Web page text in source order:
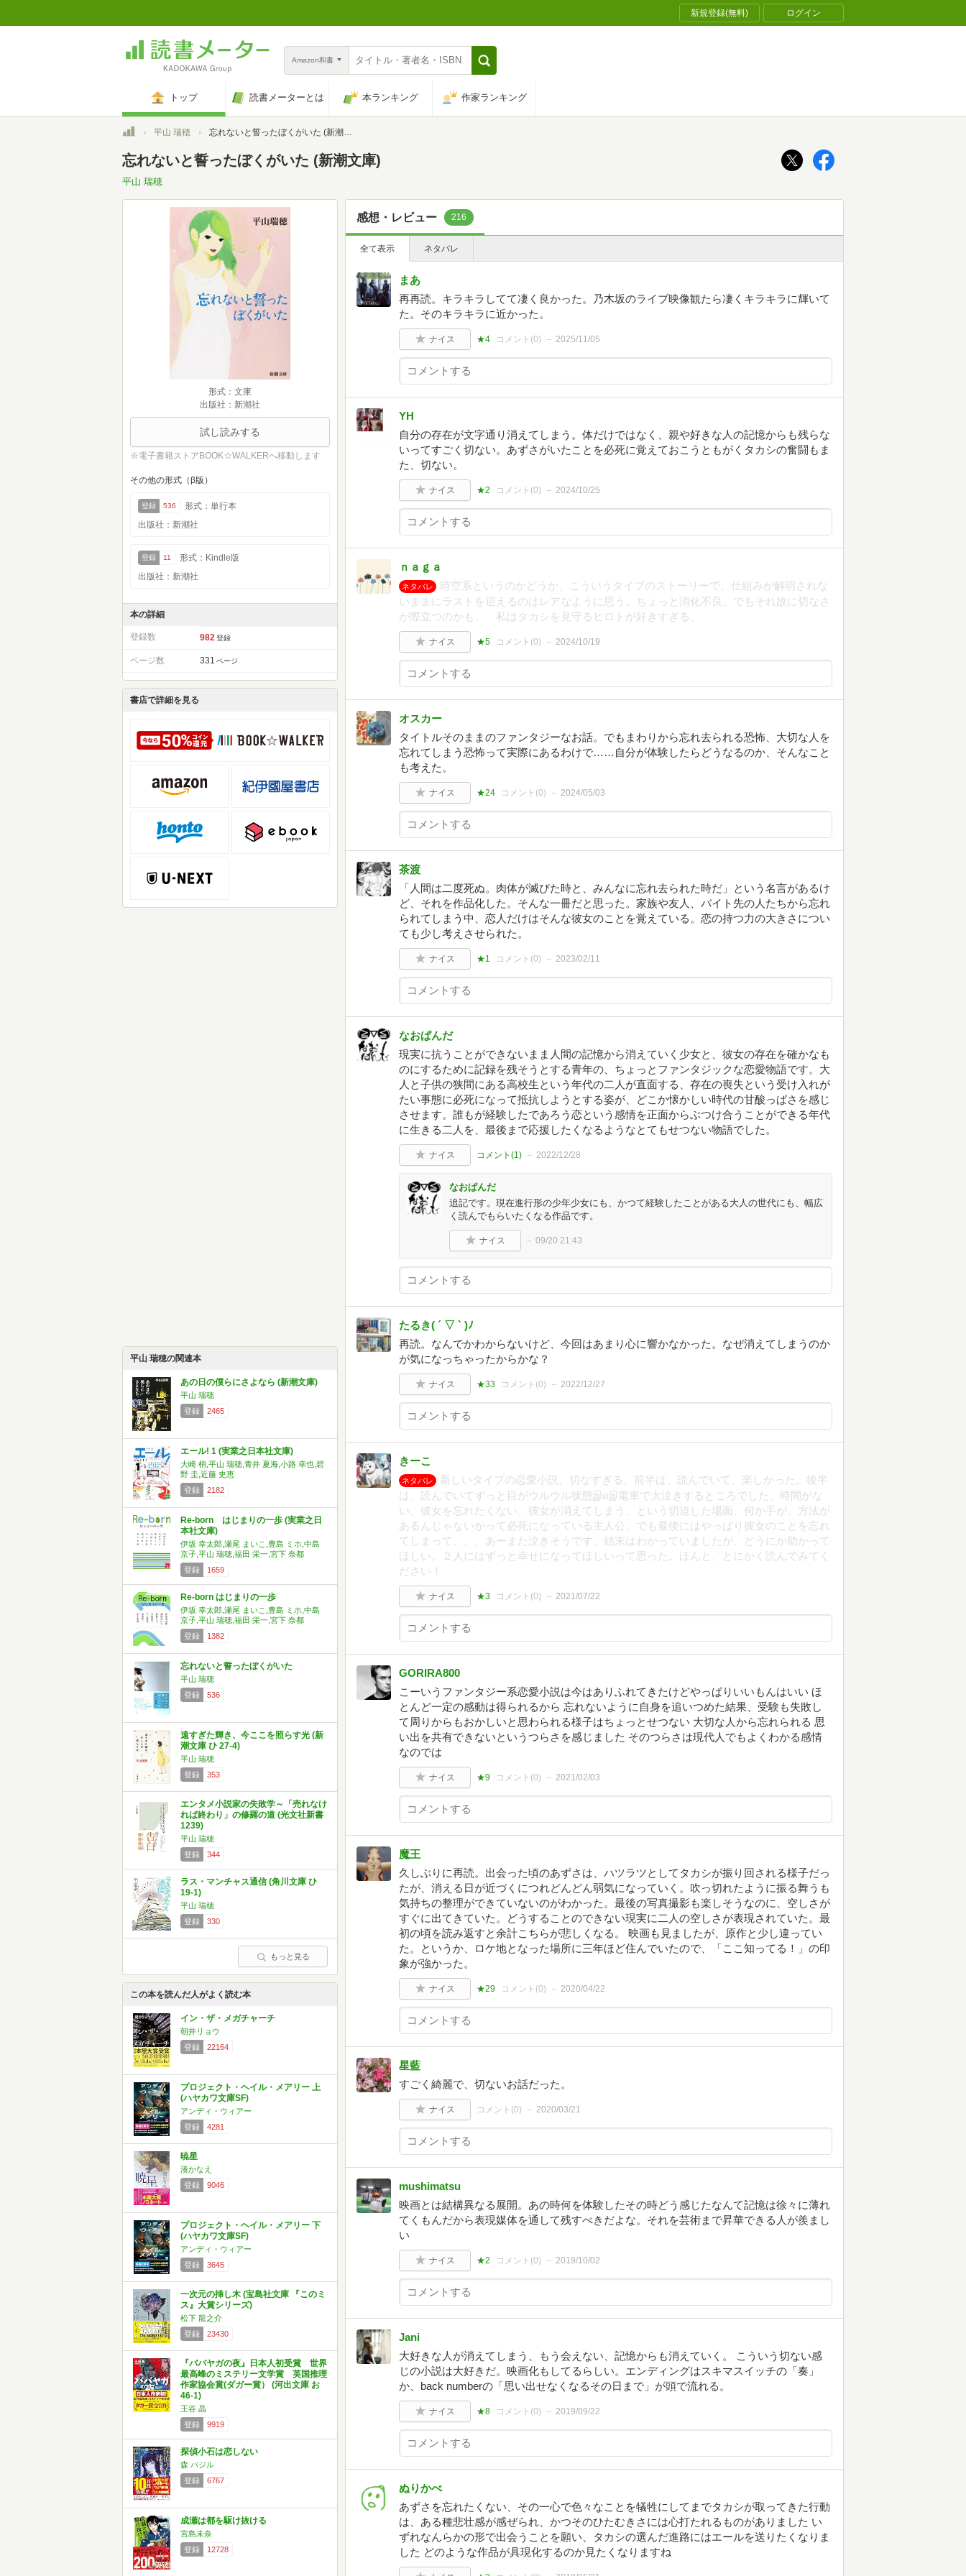
新規登録(無料) ログイン
Amazon和書
トップ 読書メーターとは 本ランキング 作家ランキング
トップ平山 瑞穂 忘れないと誓ったぼくがいた (新潮文庫)
忘れないと誓ったぼくがいた (新潮文庫)
平山 瑞穂
形式：文庫
出版社：新潮社
試し読みする
※電子書籍ストアBOOK☆WALKERへ移動します
その他の形式（β版）
登録 536
形式：単行本
出版社：新潮社
登録 11
形式：Kindle版
出版社：新潮社
本の詳細
登録数 982 登録
ページ数 331 ページ
書店で詳細を見る
平山 瑞穂の関連本
あの日の僕らにさよなら (新潮文庫)
平山 瑞穂
登録
2465
エール! 1 (実業之日本社文庫)
大崎 梢,平山 瑞穂,青井 夏海,小路 幸也,碧
野 圭,近藤 史恵
登録
2182
Re-born はじまりの一歩 (実業之日
本社文庫)
伊坂 幸太郎,瀬尾 まいこ,豊島 ミホ,中島
京子,平山 瑞穂,福田 栄一,宮下 奈都
登録
1659
Re-born はじまりの一歩
伊坂 幸太郎,瀬尾 まいこ,豊島 ミホ,中島
京子,平山 瑞穂,福田 栄一,宮下 奈都
登録
1382
忘れないと誓ったぼくがいた
平山 瑞穂
登録
536
遠すぎた輝き、今ここを照らす光 (新
潮文庫 ひ 27-4)
平山 瑞穂
登録
353
エンタメ小説家の失敗学～「売れなけ
れば終わり」の修羅の道 (光文社新書
1239)
平山 瑞穂
登録
344
ラス・マンチャス通信 (角川文庫 ひ
19-1)
平山 瑞穂
登録
330
もっと見る
この本を読んだ人がよく読む本
イン・ザ・メガチャーチ
朝井リョウ
登録
22164
プロジェクト・ヘイル・メアリー 上
(ハヤカワ文庫SF)
アンディ・ウィアー
登録
4281
暁星
湊かなえ
登録
9046
プロジェクト・ヘイル・メアリー 下
(ハヤカワ文庫SF)
アンディ・ウィアー
登録
3645
一次元の挿し木 (宝島社文庫 『このミ
ス』大賞シリーズ)
松下 龍之介
登録
23430
『ババヤガの夜』日本人初受賞 世界
最高峰のミステリー文学賞 英国推理
作家協会賞(ダガー賞） (河出文庫 お
46-1)
王谷 晶
登録
9919
探偵小石は恋しない
森 バジル
登録
6767
成瀬は都を駆け抜ける
宮島未奈
登録
12728
感想・レビュー 216
全て表示 ネタバレ
まあ
再再読。キラキラしてて凄く良かった。乃木坂のライブ映像観たら凄くキラキラに輝いて
た。そのキラキラに近かった。
ナイス ★4 コメント(0) 2025/11/05
YH
自分の存在が文字通り消えてしまう。体だけではなく、親や好きな人の記憶からも残らな
いってすごく切ない。あずさがいたことを必死に覚えておこうともがくタカシの奮闘もま
た、切ない。
ナイス ★2 コメント(0) 2024/10/25
ｎａｇａ
ネタバレ
時空系というのかどうか、こういうタイプのストーリーで、仕組みが解明されな
いままにラストを迎えるのはレアなように思う。ちょっと消化不良。でもそれ故に切なさ
が際立つのかも。 私はタカシを見守るヒロトが好きすぎる。
ナイス ★5 コメント(0) 2024/10/19
オスカー
タイトルそのままのファンタジーなお話。でもまわりから忘れ去られる恐怖、大切な人を
忘れてしまう恐怖って実際にあるわけで……自分が体験したらどうなるのか、そんなこと
も考えた。
ナイス ★24 コメント(0) 2024/05/03
茶渡
「人間は二度死ぬ。肉体が滅びた時と、みんなに忘れ去られた時だ」という名言があるけ
ど、それを作品化した。そんな一冊だと思った。家族や友人、バイト先の人たちから忘れ
られてしまう中、恋人だけはそんな彼女のことを覚えている。恋の持つ力の大きさについ
ても少し考えさせられた。
ナイス ★1 コメント(0) 2023/02/11
なおぱんだ
現実に抗うことができないまま人間の記憶から消えていく少女と、彼女の存在を確かなも
のにするために記録を残そうとする青年の、ちょっとファンタジックな恋愛物語です。大
人と子供の狭間にある高校生という年代の二人が直面する、存在の喪失という受け入れが
たい事態に必死になって抵抗しようとする姿が、どこか懐かしい時代の甘酸っぱさを感じ
させます。誰もが経験したであろう恋という感情を正面からぶつけ合うことができる年代
に生きる二人を、最後まで応援したくなるようなとてもせつない物語でした。
ナイス コメント(1) 2022/12/28
なおぱんだ
追記です。現在進行形の少年少女にも、かつて経験したことがある大人の世代にも、幅広
く読んでもらいたくなる作品です。
ナイス 09/20 21:43
たるき( ´ ▽ ` )ﾉ
再読。なんでかわからないけど、今回はあまり心に響かなかった。なぜ消えてしまうのか
が気になっちゃったからかな？
ナイス ★33 コメント(0) 2022/12/27
きーこ
ネタバレ
新しいタイプの恋愛小説。切なすぎる。前半は、読んでいて、楽しかった。後半
は、読んでいてずっと目がウルウル状態இ௰இ電車で大泣きするところでした。時間がな
い、彼女を忘れたくない、彼女が消えてしまう、という切迫した場面、何か手が、方法が
あるんじゃないかって必死になっている主人公。でも最後にはやっぱり彼女のことを忘れ
てしまって、、、あーまた泣きそうです。結末はわかっていましたが、どうにか助かって
ほしい。２人にはずっと幸せになってほしいって思った。ほんと、とにかく読んでみてく
ださい！
ナイス ★3 コメント(0) 2021/07/22
GORIRA800
こーいうファンタジー系恋愛小説は今はありふれてきたけどやっぱりいいもんはいい ほ
とんど一定の感動は得られるから 忘れないように自身を追いつめた結果、受験も失敗し
て周りからもおかしいと思わられる様子はちょっとせつない 大切な人から忘れられる 思
い出を共有できないというつらさを感じました そのつらさは現代人でもよくわかる感情
なのでは
ナイス ★9 コメント(0) 2021/02/03
魔王
久しぶりに再読。出会った頃のあずさは、ハツラツとしてタカシが振り回される様子だっ
たが、消える日が近づくにつれどんどん弱気になっていく。吹っ切れたように振る舞うも
気持ちの整理ができていないのがわかった。最後の写真撮影も楽しそうなのに、空しさが
すぐに出てきていた。どうすることのできない現実に二人の空しさが表現されていた。最
初の頃を読み返すと余計こちらが悲しくなる。 映画も見ましたが、原作と少し違ってい
た。というか、ロケ地となった場所に三年ほど住んでいたので、「ここ知ってる！」の印
象が強かった。
ナイス ★29 コメント(0) 2020/04/22
星藍
すごく綺麗で、切ないお話だった。
ナイス コメント(0) 2020/03/21
mushimatsu
映画とは結構異なる展開。あの時何を体験したその時どう感じたなんて記憶は徐々に薄れ
てくもんだから表現媒体を通して残すべきだよな。それを芸術まで昇華できる人が羨まし
い
ナイス ★2 コメント(0) 2019/10/02
Jani
大好きな人が消えてしまう、もう会えない、記憶からも消えていく。 こういう切ない感
じの小説は大好きだ。映画化もしてるらしい。エンディングはスキマスイッチの「奏」
か、back numberの「思い出せなくなるその日まで」が頭で流れる。
ナイス ★8 コメント(0) 2019/09/22
ぬりかべ
あずさを忘れたくない、その一心で色々なことを犠牲にしてまでタカシが取ってきた行動
は、ある種悲壮感が感ぜられ、かつそのひたむきさには心打たれるものがありました い
ずれなんらかの形で出会うことを願い、タカシの選んだ進路にはエールを送りたくなりま
した どのような作品が具現化するのか見たくなりますね